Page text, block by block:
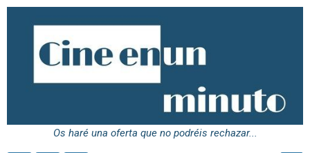
Os haré una oferta que no podréis rechazar...